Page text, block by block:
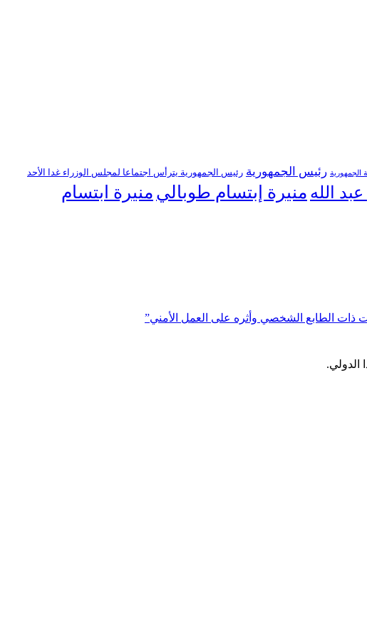
الجمهورية رئيس الجمهورية رئيس الجمهورية يترأس اجتماعا لمجلس الوزراء غدا الأحد
الله منيرة إبتسام طوبالي منيرة ابتسام
ذات الطابع الشخصي وأثره على العمل الأمني”
الدولي.